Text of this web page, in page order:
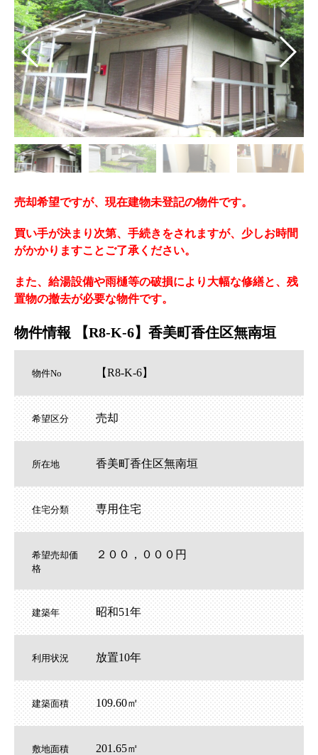
売却希望ですが、現在建物未登記の物件です。
買い手が決まり次第、手続きをされますが、少しお時間
がかかりますことご了承ください。
また、給湯設備や雨樋等の破損により大幅な修繕と、残
置物の撤去が必要な物件です。
物件情報 【R8-K-6】香美町香住区無南垣
物件No 【R8-K-6】
希望区分 売却
所在地 香美町香住区無南垣
住宅分類 専用住宅
希望売却価
格
２００，０００円
建築年 昭和51年
利用状況 放置10年
建築面積 109.60㎡
敷地面積 201.65㎡